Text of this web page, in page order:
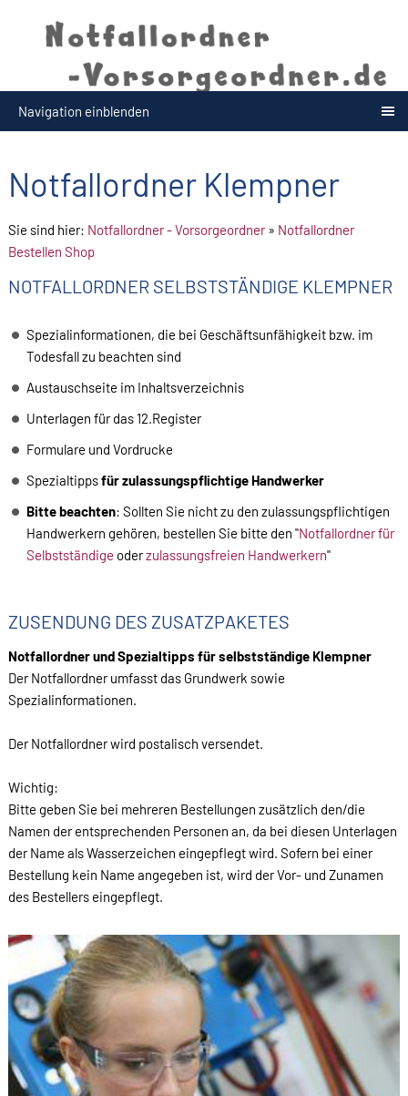
Navigation einblenden
Notfallordner Klempner
Sie sind hier: Notfallordner - Vorsorgeordner» Notfallordner
Bestellen Shop
NOTFALLORDNER SELBSTSTÄNDIGE KLEMPNER
Spezialinformationen, die bei Geschäftsunfähigkeit bzw. im
Todesfall zu beachten sind
Austauschseite im Inhaltsverzeichnis
Unterlagen für das 12.Register
Formulare und Vordrucke
Spezialtippsfür zulassungspflichtige Handwerker
Bitte beachten: Sollten Sie nicht zu den zulassungspflichtigen
Handwerkern gehören, bestellen Sie bitte den "Notfallordner für
Selbstständige oderzulassungsfreien Handwerkern"
ZUSENDUNG DES ZUSATZPAKETES
Notfallordner und Spezialtipps für selbstständige Klempner
Der Notfallordner umfasst das Grundwerk sowie
Spezialinformationen.
Der Notfallordner wird postalisch versendet.
Wichtig:
Bitte geben Sie bei mehreren Bestellungen zusätzlich den/die
Namen der entsprechenden Personen an, da bei diesen Unterlagen
der Name als Wasserzeichen eingepflegt wird. Sofern bei einer
Bestellung kein Name angegeben ist, wird der Vor- und Zunamen
des Bestellers eingepflegt.